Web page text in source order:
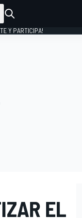
Y PARTICIPA!
EL